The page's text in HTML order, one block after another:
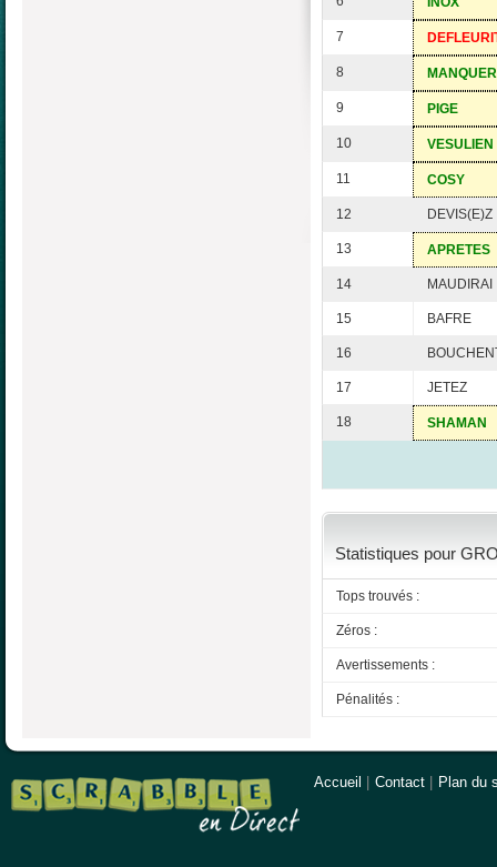
7
8 MANQUER
9 PIGE
10 VESULIEN
11 COSY
12 DEVIS(E)Z
13 APRETES
14 MAUDIRAI
15 BAFRE
16
17 JETEZ
18 SHAMAN
Statistiques pour
Tops trouvés :
Zéros :
Avertissements :
Pénalités :
Accueil Contact Plan du